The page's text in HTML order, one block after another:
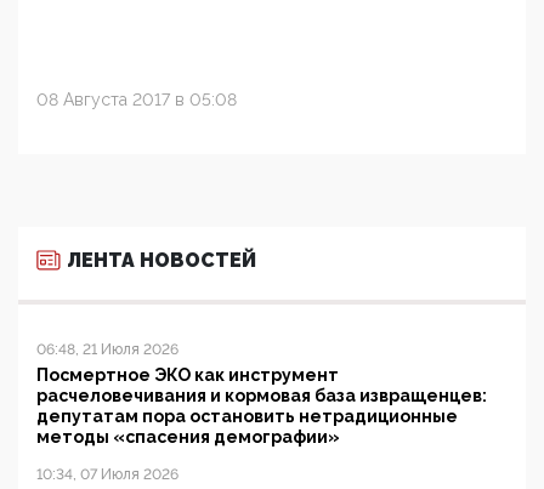
08 Августа 2017 в 05:08
ЛЕНТА НОВОСТЕЙ
06:48, 21 Июля 2026
Посмертное ЭКО как инструмент
расчеловечивания и кормовая база извращенцев:
депутатам пора остановить нетрадиционные
методы «спасения демографии»
10:34, 07 Июля 2026